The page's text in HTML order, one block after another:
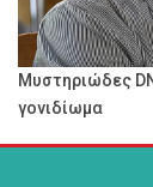
Μυστηριώδες
γονιδίωμα